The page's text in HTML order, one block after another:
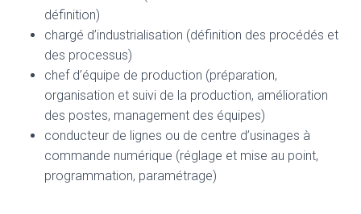
définition)
chargé d’industrialisation (définition des procédés et
des processus)
chef d’équipe de production (préparation,
organisation et suivi de la production, amélioration
des postes, management des équipes)
conducteur de lignes ou de centre d’usinages à
commande numérique (réglage et mise au point,
programmation, paramétrage)